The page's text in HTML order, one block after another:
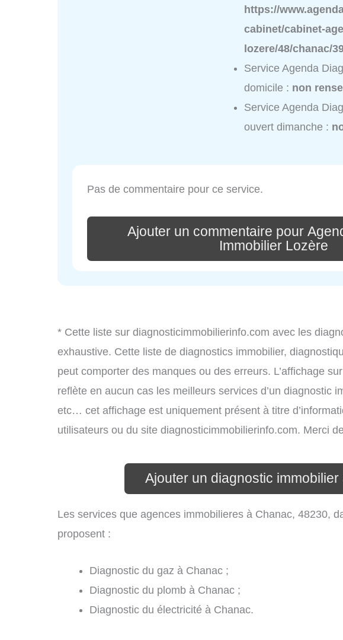
https://
cabinet/cabinet-
lozere/48/chanac/
Service Agenda
domicile : non
Service Agenda
ouvert dimanche :
Pas de commentaire pour ce service.
Ajouter un commentaire pour
Immobilier Lozère
* Cette liste sur diagnosticimmobilierinfo.com avec les
exhaustive. Cette liste de diagnostics immobilier,
peut comporter des manques ou des erreurs. L’affichage
reflète en aucun cas les meilleurs services d’un diagnostic
etc… cet affichage est uniquement présent à titre
utilisateurs ou du site diagnosticimmobilierinfo.com. Merci
Ajouter un diagnostic immobilier
Les services que agences immobilieres à Chanac, 48230,
proposent :
Diagnostic du gaz à Chanac ;
Diagnostic du plomb à Chanac ;
Diagnostic du électricité à Chanac.